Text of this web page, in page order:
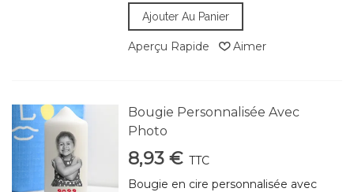
Ajouter Au Panier
Aperçu Rapide Aimer
Bougie Personnalisée Avec
Photo
8,93 € TTC
Bougie en cire personnalisée avec